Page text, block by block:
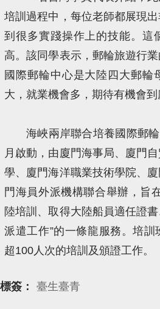
培訓過程中，每位老師都展現
到很多實踐操作上的技能。這
高。該同學表示，郵輪旅遊行
國際郵輪中心是大陸四大郵輪
大，就業機會多，期待有機會到
海峽兩岸聯合培養國際郵
月啟動，由廈門海事局、廈門
學、廈門海洋職業技術學院、
門海員外派機構聯合舉辦，旨
陸培訓、取得大陸船員適任證
派遣工作”的一條龍服務。培
超100人次的培訓及頒證工作。
標簽： 臺生臺青